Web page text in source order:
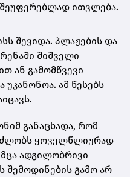
ითვლება.
შევიდა. პლაჟების და
შიშველი
ან გამომწვევი
ამ წესებს
განაცხადა, რომ
ყოველწლიურად
ადგილობრივი
შემოდინების გამო არ